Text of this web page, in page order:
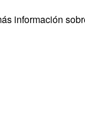
información